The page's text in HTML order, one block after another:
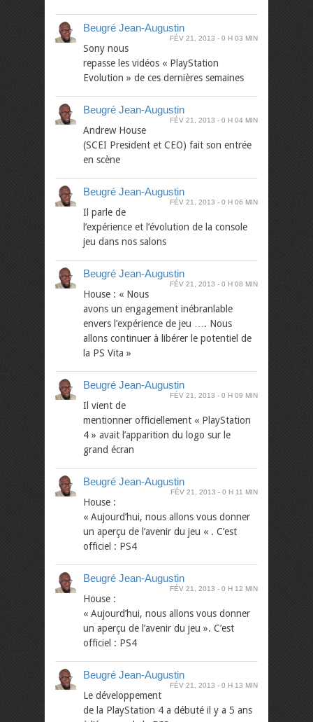
Beugré Jean-Augustin
FÉV 21, 2013 0 H 03 MIN
Sony nous
repasse les vidéos « PlayStation
Evolution » de ces dernières semaines
Beugré Jean-Augustin
FÉV 21, 2013 0 H 04 MIN
Andrew House
(SCEI President et CEO) fait son entrée
en scène
Beugré Jean-Augustin
FÉV 21, 2013 0 H 06 MIN
Il parle de
l’expérience et l’évolution de la console
jeu dans nos salons
Beugré Jean-Augustin
FÉV 21, 2013 0 H 08 MIN
House : « Nous
avons un engagement inébranlable
envers l’expérience de jeu …. Nous
allons continuer à libérer le potentiel de
la PS Vita »
Beugré Jean-Augustin
FÉV 21, 2013 0 H 09 MIN
Il vient de
mentionner officiellement « PlayStation
4 » avait l’apparition du logo sur le
grand écran
Beugré Jean-Augustin
FÉV 21, 2013 0 H 11 MIN
House :
« Aujourd’hui, nous allons vous donner
un aperçu de l’avenir du jeu « . C’est
officiel : PS4
Beugré Jean-Augustin
FÉV 21, 2013 0 H 12 MIN
House :
« Aujourd’hui, nous allons vous donner
un aperçu de l’avenir du jeu ». C’est
officiel : PS4
Beugré Jean-Augustin
FÉV 21, 2013 0 H 13 MIN
Le développement
de la PlayStation 4 a débuté il y a 5 ans